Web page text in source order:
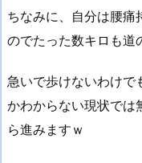
ちなみに、自分は腰痛
のでたった数キロも道
急いで歩けないわけで
かわからない現状では
ら進みますｗ